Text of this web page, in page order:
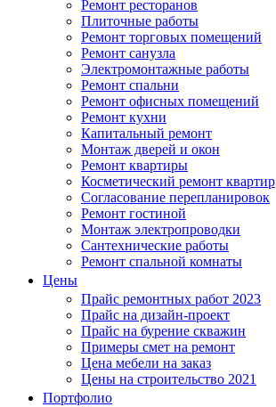
Ремонт ресторанов
Плиточные работы
Ремонт торговых помещений
Ремонт санузла
Электромонтажные работы
Ремонт спальни
Ремонт офисных помещений
Ремонт кухни
Капитальный ремонт
Монтаж дверей и окон
Ремонт квартиры
Косметический ремонт квартир
Согласование перепланировок
Ремонт гостиной
Монтаж электропроводки
Сантехнические работы
Ремонт спальной комнаты
Цены
Прайс ремонтных работ 2023
Прайс на дизайн-проект
Прайс на бурение скважин
Примеры смет на ремонт
Цена мебели на заказ
Цены на строительство 2021
Портфолио